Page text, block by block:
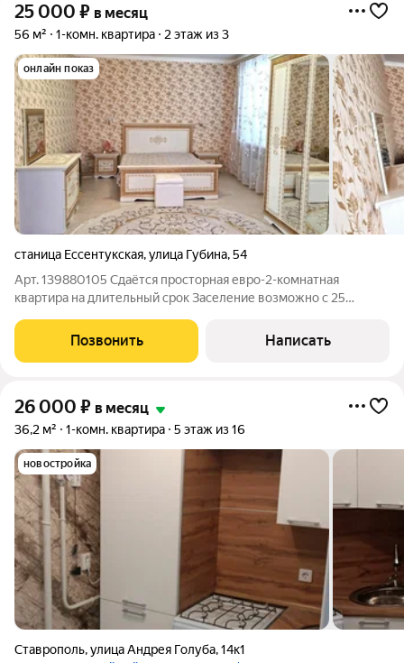
25 000 ₽ в месяц
56 м² 1-комн. квартира 2 этаж из 3
онлайн показ
станица Ессентукская,улица Губина,54
Арт. 139880105 Сдаётся просторная евро-2-комнатная
квартира на длительный срок Заселение возможно с 25
привезти личные вещи и сразу начать жить это именно такой
Позвонить Написать
26 000 ₽ в месяц
36,2 м² 1-комн. квартира 5 этаж из 16
новостройка
Ставрополь,улица Андрея Голуба,14к1